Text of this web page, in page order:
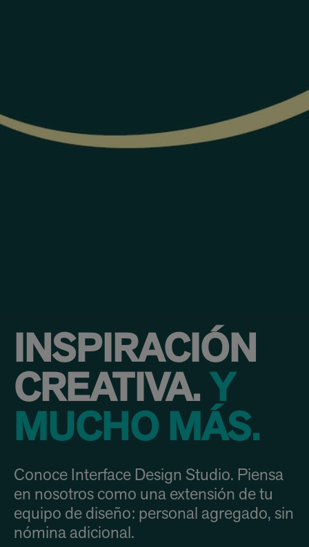
INSPIRACIÓN
CREATIVA. Y
MUCHO MÁS.
Conoce Interface Design Studio. Piensa
en nosotros como una extensión de tu
equipo de diseño: personal agregado, sin
nómina adicional.